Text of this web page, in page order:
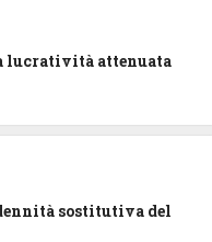
lucratività attenuata
sostitutiva del